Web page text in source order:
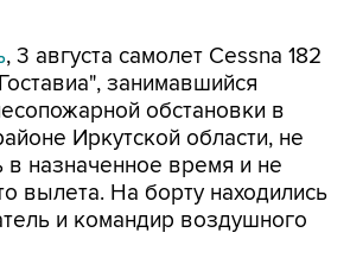
, 3 августа самолет Cessna 182
занимавшийся
обстановки в
Иркутской области, не
назначенное время и не
вылета. На борту находились
и командир воздушного